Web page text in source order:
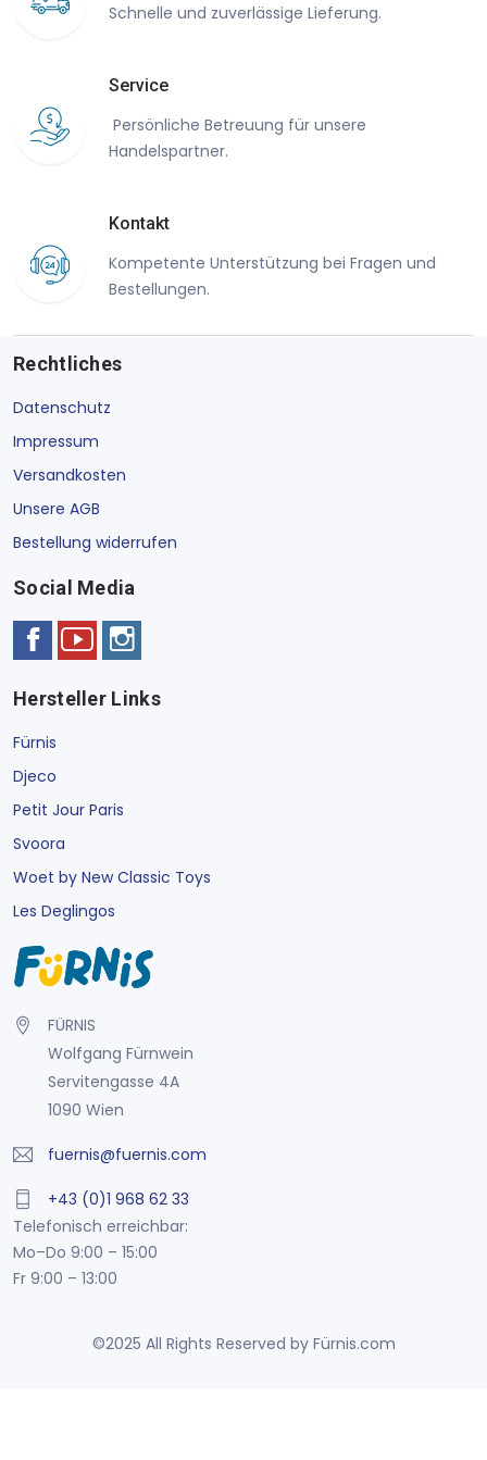
Schnelle und zuverlässige Lieferung.
Service
Persönliche Betreuung für unsere
Handelspartner.
Kontakt
Kompetente Unterstützung bei Fragen und
Bestellungen.
Rechtliches
Datenschutz
Impressum
Versandkosten
Unsere AGB
Bestellung widerrufen
Social Media
Hersteller Links
Fürnis
Djeco
Petit Jour Paris
Svoora
Woet by New Classic Toys
Les Deglingos
FÜRNIS
Wolfgang Fürnwein
Servitengasse 4A
1090 Wien
fuernis@fuernis.com
+43 (0)1 968 62 33
Telefonisch erreichbar:
Mo–Do 9:00 – 15:00
Fr 9:00 – 13:00
©2025 All Rights Reserved by Fürnis.com